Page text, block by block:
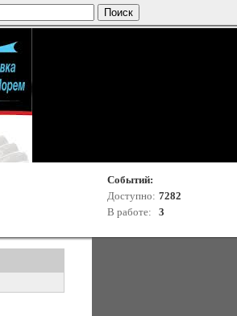
Событий:
Доступно: 7282
В работе:
3